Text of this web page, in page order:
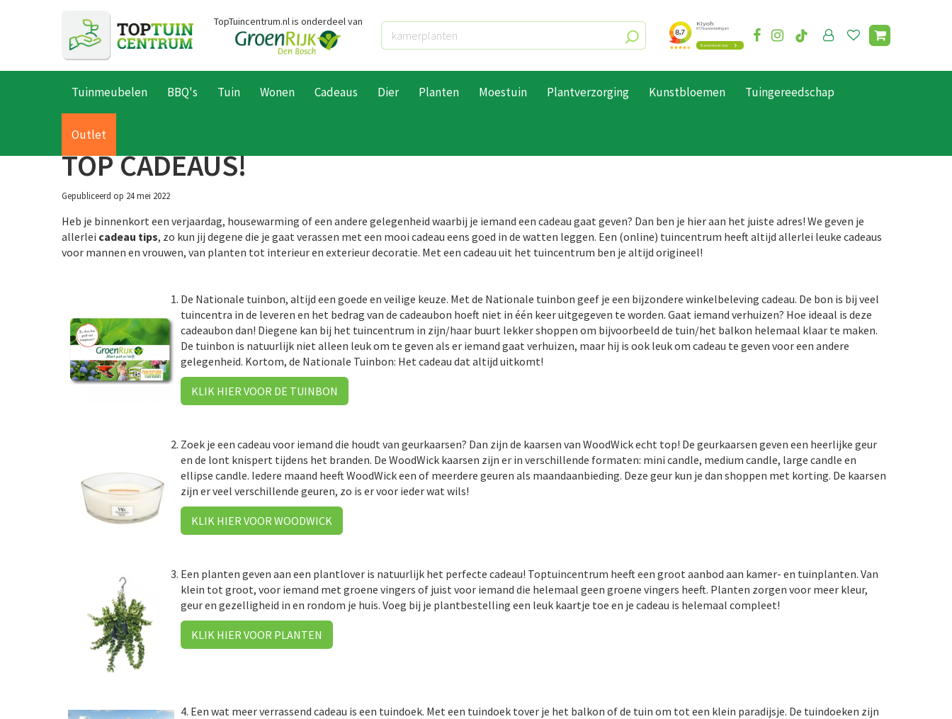
Home Nieuws
TopTuincentrum.nl is onderdeel van
Tuinmeubelen BBQ's Tuin Wonen Cadeaus Dier Planten Moestuin Plantverzorging Kunstbloemen Tuingereedschap
Outlet
TOP CADEAUS!
Gepubliceerd op 24 mei 2022
Heb je binnenkort een verjaardag, housewarming of een andere gelegenheid waarbij je iemand een cadeau gaat geven? Dan ben je hier aan het juiste adres! We geven je
allerlei cadeau tips, zo kun jij degene die je gaat verassen met een mooi cadeau eens goed in de watten leggen. Een (online) tuincentrum heeft altijd allerlei leuke cadeaus
voor mannen en vrouwen, van planten tot interieur en exterieur decoratie. Met een cadeau uit het tuincentrum ben je altijd origineel!
De Nationale tuinbon, altijd een goede en veilige keuze. Met de Nationale tuinbon geef je een bijzondere winkelbeleving cadeau. De bon is bij veel
tuincentra in de leveren en het bedrag van de cadeaubon hoeft niet in één keer uitgegeven te worden. Gaat iemand verhuizen? Hoe ideaal is deze
cadeaubon dan! Diegene kan bij het tuincentrum in zijn/haar buurt lekker shoppen om bijvoorbeeld de tuin/het balkon helemaal klaar te maken.
De tuinbon is natuurlijk niet alleen leuk om te geven als er iemand gaat verhuizen, maar hij is ook leuk om cadeau te geven voor een andere
gelegenheid. Kortom, de Nationale Tuinbon: Het cadeau dat altijd uitkomt!
KLIK HIER VOOR DE TUINBON
Zoek je een cadeau voor iemand die houdt van geurkaarsen? Dan zijn de kaarsen van WoodWick echt top! De geurkaarsen geven een heerlijke geur
en de lont knispert tijdens het branden. De WoodWick kaarsen zijn er in verschillende formaten: mini candle, medium candle, large candle en
ellipse candle. Iedere maand heeft WoodWick een of meerdere geuren als maandaanbieding. Deze geur kun je dan shoppen met korting. De kaarsen
zijn er veel verschillende geuren, zo is er voor ieder wat wils!
KLIK HIER VOOR WOODWICK
Een planten geven aan een plantlover is natuurlijk het perfecte cadeau! Toptuincentrum heeft een groot aanbod aan kamer- en tuinplanten. Van
klein tot groot, voor iemand met groene vingers of juist voor iemand die helemaal geen groene vingers heeft. Planten zorgen voor meer kleur,
geur en gezelligheid in en rondom je huis. Voeg bij je plantbestelling een leuk kaartje toe en je cadeau is helemaal compleet!
KLIK HIER VOOR PLANTEN
4. Een wat meer verrassend cadeau is een tuindoek. Met een tuindoek tover je het balkon of de tuin om tot een klein paradijsje. De tuindoeken zijn